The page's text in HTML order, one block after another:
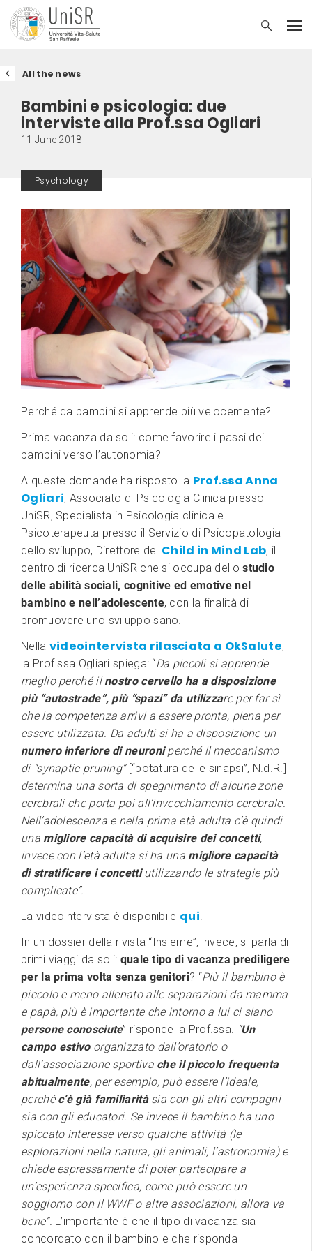
All the news
Bambini e psicologia: due
interviste alla Prof.ssa Ogliari
11 June 2018
Psychology
Perché da bambini si apprende più velocemente?
Prima vacanza da soli: come favorire i passi dei
bambini verso l’autonomia?
A queste domande ha risposto la Prof.ssa Anna
Ogliari, Associato di Psicologia Clinica presso
UniSR, Specialista in Psicologia clinica e
Psicoterapeuta presso il Servizio di Psicopatologia
dello sviluppo, Direttore del Child in Mind Lab, il
centro di ricerca UniSR che si occupa dellostudio
delle abilità sociali, cognitive ed emotive nel
bambino e nell’adolescente, con la finalità di
promuovere uno sviluppo sano.
Nella videointervista rilasciata a OkSalute,
la Prof.ssa Ogliari spiega: “Da piccoli si apprende
meglio perché ilnostro cervello ha a disposizione
più “autostrade”, più “spazi” da utilizzare per far sì
che la competenza arrivi a essere pronta, piena per
essere utilizzata. Da adulti si ha a disposizione un
numero inferiore di neuroniperché il meccanismo
di “synaptic pruning” [“potatura delle sinapsi”, N.d.R.]
determina una sorta di spegnimento di alcune zone
cerebrali che porta poi all’invecchiamento cerebrale.
Nell’adolescenza e nella prima età adulta c’è quindi
una migliore capacità di acquisire dei concetti,
invece con l’età adulta si ha una migliore capacità
di stratificare i concettiutilizzando le strategie più
complicate”.
La videointervista è disponibile qui.
In un dossier della rivista “Insieme”, invece, si parla di
primi viaggi da soli: quale tipo di vacanza prediligere
per la prima volta senza genitori? “Più il bambino è
piccolo e meno allenato alle separazioni da mamma
e papà, più è importante che intorno a lui ci siano
persone conosciute” risponde la Prof.ssa. “Un
campo estivoorganizzato dall’oratorio o
dall’associazione sportiva che il piccolo frequenta
abitualmente, per esempio, può essere l’ideale,
perchéc’è già familiaritàsia con gli altri compagni
sia con gli educatori. Se invece il bambino ha uno
spiccato interesse verso qualche attività (le
esplorazioni nella natura, gli animali, l’astronomia) e
chiede espressamente di poter partecipare a
un’esperienza specifica, come può essere un
soggiorno con il WWF o altre associazioni, allora va
bene”. L’importante è che il tipo di vacanza sia
concordato con il bambino e che risponda